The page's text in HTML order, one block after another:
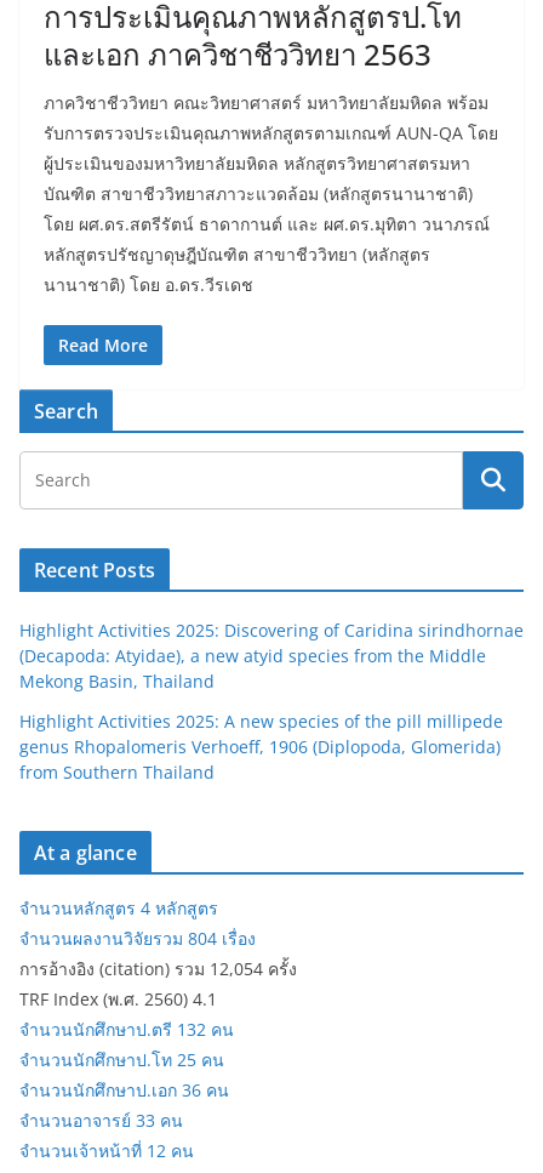
การประเมินคุณภาพหลักสูตรป.โท
และเอก ภาควิชาชีววิทยา 2563
ภาควิชาชีววิทยา คณะวิทยาศาสตร์ มหาวิทยาลัยมหิดล พร้อม
รับการตรวจประเมินคุณภาพหลักสูตรตามเกณฑ์ AUN-QA โดย
ผู้ประเมินของมหาวิทยาลัยมหิดล หลักสูตรวิทยาศาสตรมหา
บัณฑิต สาขาชีววิทยาสภาวะแวดล้อม (หลักสูตรนานาชาติ)
โดย ผศ.ดร.สตรีรัตน์ ธาดากานต์ และ ผศ.ดร.มุทิตา วนาภรณ์
หลักสูตรปรัชญาดุษฎีบัณฑิต สาขาชีววิทยา (หลักสูตร
นานาชาติ) โดย อ.ดร.วีรเดช
Read More
Search
Recent Posts
Highlight Activities 2025: Discovering of Caridina sirindhornae
(Decapoda: Atyidae), a new atyid species from the Middle
Mekong Basin, Thailand
Highlight Activities 2025: A new species of the pill millipede
genus Rhopalomeris Verhoeff, 1906 (Diplopoda, Glomerida)
from Southern Thailand
At a glance
จำนวนหลักสูตร 4 หลักสูตร
จำนวนผลงานวิจัยรวม 804 เรื่อง
การอ้างอิง (citation) รวม 12,054 ครั้ง
TRF Index (พ.ศ. 2560) 4.1
จำนวนนักศึกษาป.ตรี 132 คน
จำนวนนักศึกษาป.โท 25 คน
จำนวนนักศึกษาป.เอก 36 คน
จำนวนอาจารย์ 33 คน
จำนวนเจ้าหน้าที่ 12 คน